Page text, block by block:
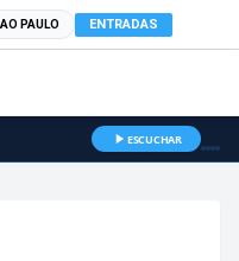
PAULO ENTRADAS
ESCUCHAR